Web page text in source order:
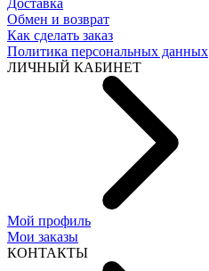
Обмен и возврат
Как сделать заказ
Политика персональных данных
ЛИЧНЫЙ КАБИНЕТ
Мой профиль
Мои заказы
КОНТАКТЫ